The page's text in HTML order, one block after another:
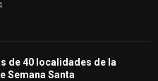
de 40 localidades de la
Semana Santa